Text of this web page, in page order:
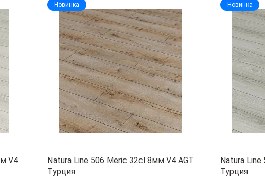
V4
Новинка
Natura Line 506 Meric 32cl 8мм V4 AGT
Турция
Новинка
Natura
Турция